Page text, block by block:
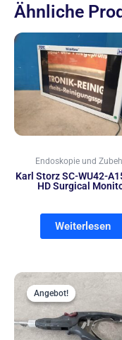
Ähnliche
Endoskopie und
Karl Storz SC-WU42-
HD Surgical
Weiterlesen
Angebot!
Angebot!
Preis
war:
421,20